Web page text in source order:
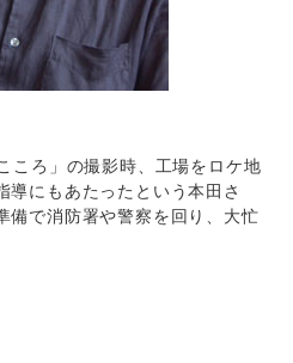
ころ」の撮影時、工場をロケ地
導にもあたったという本田さ
備で消防署や警察を回り、大忙